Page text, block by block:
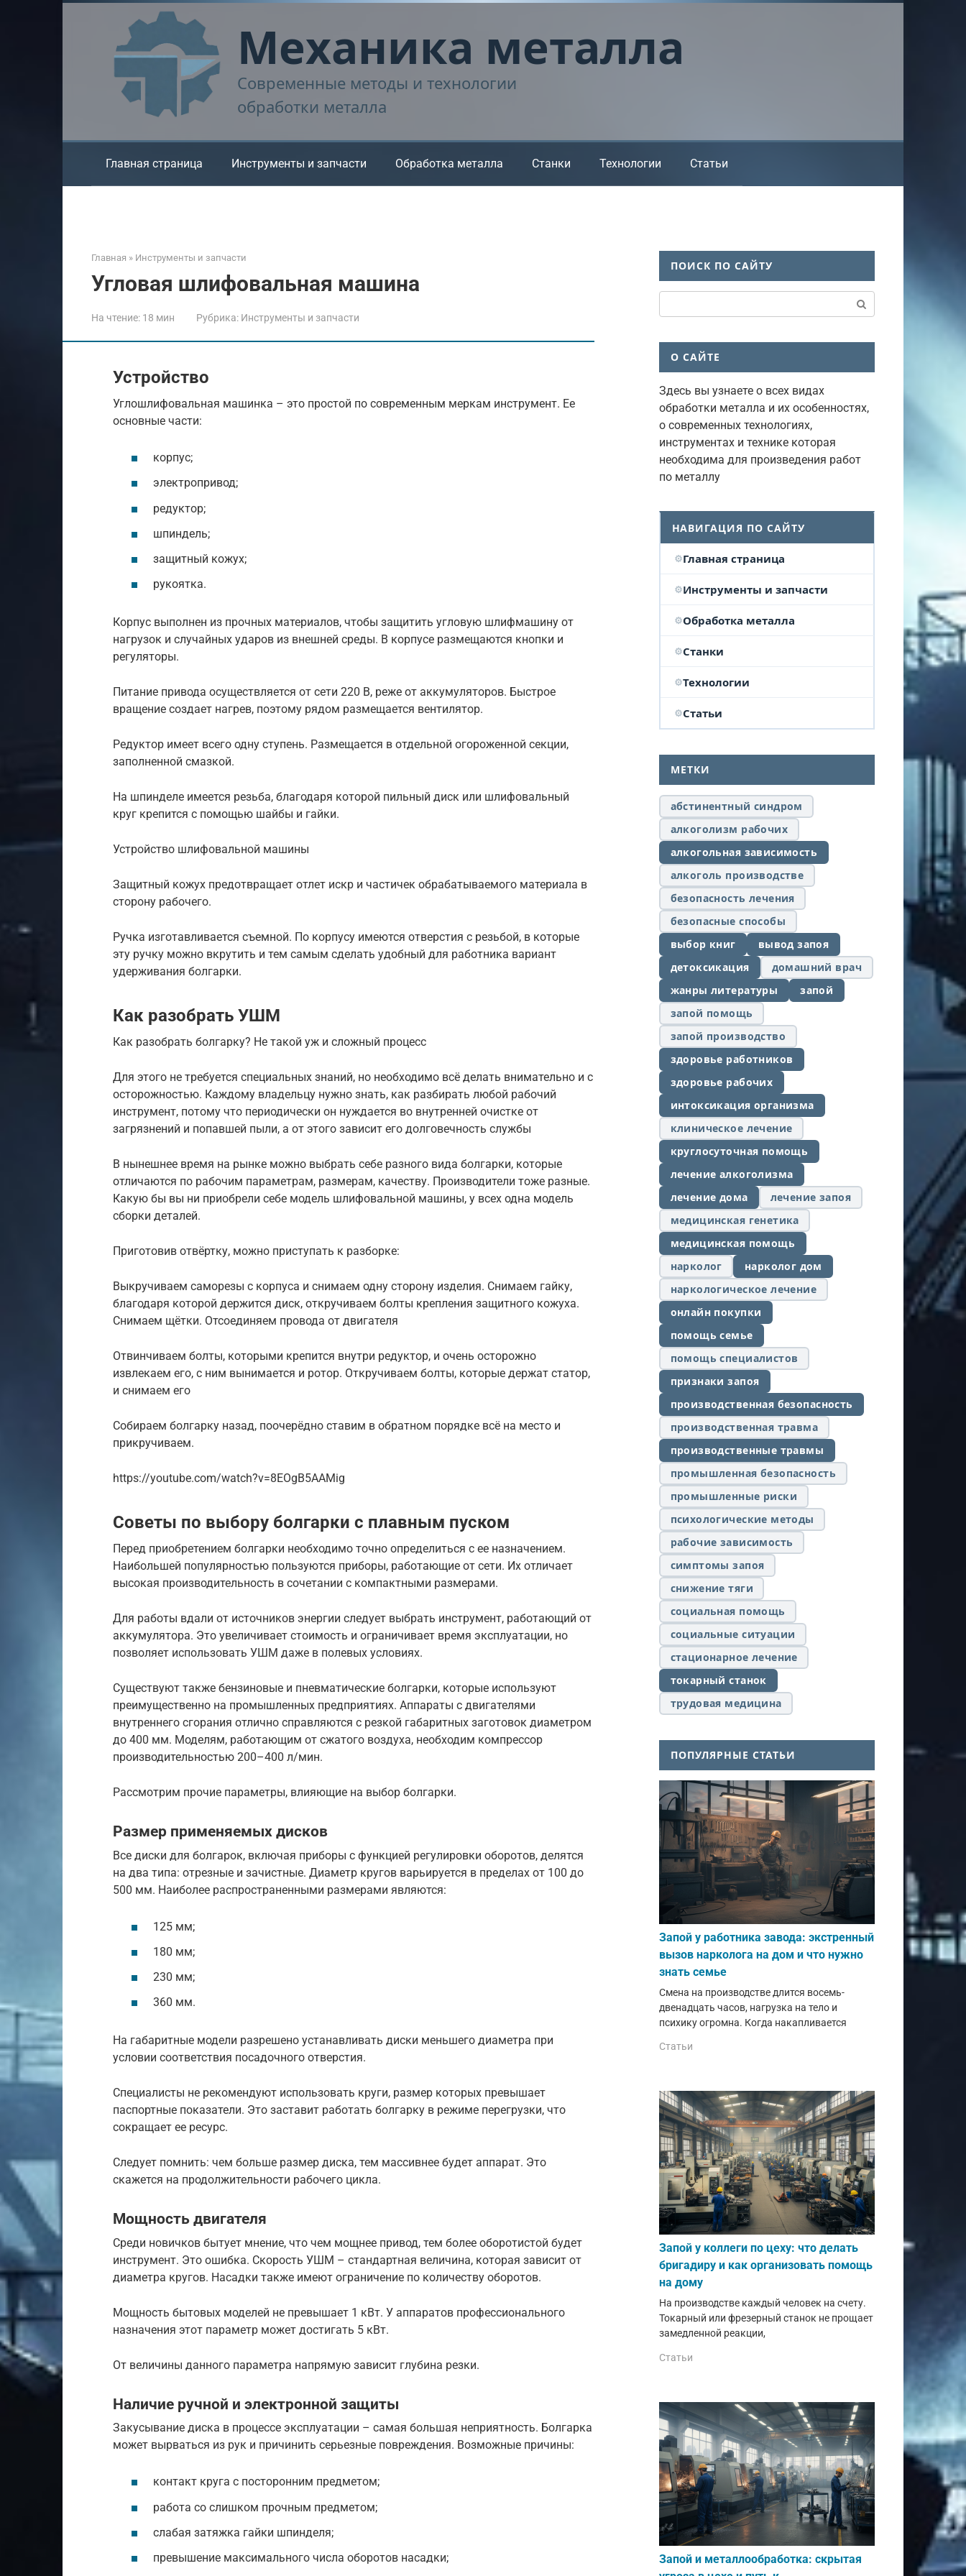
Механика металла
Современные методы и технологии
обработки металла
Главная страница Инструменты и запчасти Обработка металла Станки Технологии Статьи
Главная » Инструменты и запчасти
Угловая шлифовальная машина
На чтение: 18 мин Рубрика: Инструменты и запчасти
Устройство
Углошлифовальная машинка – это простой по современным меркам инструмент. Ее
основные части:
корпус;
электропривод;
редуктор;
шпиндель;
защитный кожух;
рукоятка.
Корпус выполнен из прочных материалов, чтобы защитить угловую шлифмашину от
нагрузок и случайных ударов из внешней среды. В корпусе размещаются кнопки и
регуляторы.
Питание привода осуществляется от сети 220 В, реже от аккумуляторов. Быстрое
вращение создает нагрев, поэтому рядом размещается вентилятор.
Редуктор имеет всего одну ступень. Размещается в отдельной огороженной секции,
заполненной смазкой.
На шпинделе имеется резьба, благодаря которой пильный диск или шлифовальный
круг крепится с помощью шайбы и гайки.
Устройство шлифовальной машины
Защитный кожух предотвращает отлет искр и частичек обрабатываемого материала в
сторону рабочего.
Ручка изготавливается съемной. По корпусу имеются отверстия с резьбой, в которые
эту ручку можно вкрутить и тем самым сделать удобный для работника вариант
удерживания болгарки.
Как разобрать УШМ
Как разобрать болгарку? Не такой уж и сложный процесс
Для этого не требуется специальных знаний, но необходимо всё делать внимательно и с
осторожностью. Каждому владельцу нужно знать, как разбирать любой рабочий
инструмент, потому что периодически он нуждается во внутренней очистке от
загрязнений и попавшей пыли, а от этого зависит его долговечность службы
В нынешнее время на рынке можно выбрать себе разного вида болгарки, которые
отличаются по рабочим параметрам, размерам, качеству. Производители тоже разные.
Какую бы вы ни приобрели себе модель шлифовальной машины, у всех одна модель
сборки деталей.
Приготовив отвёртку, можно приступать к разборке:
Выкручиваем саморезы с корпуса и снимаем одну сторону изделия. Снимаем гайку,
благодаря которой держится диск, откручиваем болты крепления защитного кожуха.
Снимаем щётки. Отсоединяем провода от двигателя
Отвинчиваем болты, которыми крепится внутри редуктор, и очень осторожно
извлекаем его, с ним вынимается и ротор. Откручиваем болты, которые держат статор,
и снимаем его
Собираем болгарку назад, поочерёдно ставим в обратном порядке всё на место и
прикручиваем.
https://youtube.com/watch?v=8EOgB5AAMig
Советы по выбору болгарки с плавным пуском
Перед приобретением болгарки необходимо точно определиться с ее назначением.
Наибольшей популярностью пользуются приборы, работающие от сети. Их отличает
высокая производительность в сочетании с компактными размерами.
Для работы вдали от источников энергии следует выбрать инструмент, работающий от
аккумулятора. Это увеличивает стоимость и ограничивает время эксплуатации, но
позволяет использовать УШМ даже в полевых условиях.
Существуют также бензиновые и пневматические болгарки, которые используют
преимущественно на промышленных предприятиях. Аппараты с двигателями
внутреннего сгорания отлично справляются с резкой габаритных заготовок диаметром
до 400 мм. Моделям, работающим от сжатого воздуха, необходим компрессор
производительностью 200–400 л/мин.
Рассмотрим прочие параметры, влияющие на выбор болгарки.
Размер применяемых дисков
Все диски для болгарок, включая приборы с функцией регулировки оборотов, делятся
на два типа: отрезные и зачистные. Диаметр кругов варьируется в пределах от 100 до
500 мм. Наиболее распространенными размерами являются:
125 мм;
180 мм;
230 мм;
360 мм.
На габаритные модели разрешено устанавливать диски меньшего диаметра при
условии соответствия посадочного отверстия.
Специалисты не рекомендуют использовать круги, размер которых превышает
паспортные показатели. Это заставит работать болгарку в режиме перегрузки, что
сокращает ее ресурс.
Следует помнить: чем больше размер диска, тем массивнее будет аппарат. Это
скажется на продолжительности рабочего цикла.
Мощность двигателя
Среди новичков бытует мнение, что чем мощнее привод, тем более оборотистой будет
инструмент. Это ошибка. Скорость УШМ – стандартная величина, которая зависит от
диаметра кругов. Насадки также имеют ограничение по количеству оборотов.
Мощность бытовых моделей не превышает 1 кВт. У аппаратов профессионального
назначения этот параметр может достигать 5 кВт.
От величины данного параметра напрямую зависит глубина резки.
Наличие ручной и электронной защиты
Закусывание диска в процессе эксплуатации – самая большая неприятность. Болгарка
может вырваться из рук и причинить серьезные повреждения. Возможные причины:
контакт круга с посторонним предметом;
работа со слишком прочным предметом;
слабая затяжка гайки шпинделя;
превышение максимального числа оборотов насадки;
ПОИСК ПО САЙТУ
О САЙТЕ
Здесь вы узнаете о всех видах
обработки металла и их особенностях,
о современных технологиях,
инструментах и технике которая
необходима для произведения работ
по металлу
НАВИГАЦИЯ ПО САЙТУ
Главная страница
Инструменты и запчасти
Обработка металла
Станки
Технологии
Статьи
МЕТКИ
абстинентный синдром
алкоголизм рабочих
алкогольная зависимость
алкоголь производстве
безопасность лечения
безопасные способы
выбор книг
вывод запоя
детоксикация
домашний врач
жанры литературы
запой
запой помощь
запой производство
здоровье работников
здоровье рабочих
интоксикация организма
клиническое лечение
круглосуточная помощь
лечение алкоголизма
лечение дома
лечение запоя
медицинская генетика
медицинская помощь
нарколог
нарколог дом
наркологическое лечение
онлайн покупки
помощь семье
помощь специалистов
признаки запоя
производственная безопасность
производственная травма
производственные травмы
промышленная безопасность
промышленные риски
психологические методы
рабочие зависимость
симптомы запоя
снижение тяги
социальная помощь
социальные ситуации
стационарное лечение
токарный станок
трудовая медицина
ПОПУЛЯРНЫЕ СТАТЬИ
Запой у работника завода: экстренный
вызов нарколога на дом и что нужно
знать семье
Смена на производстве длится восемь-
двенадцать часов, нагрузка на тело и
психику огромна. Когда накапливается
Статьи
Запой у коллеги по цеху: что делать
бригадиру и как организовать помощь
на дому
На производстве каждый человек на счету.
Токарный или фрезерный станок не прощает
замедленной реакции,
Статьи
Запой и металлообработка: скрытая